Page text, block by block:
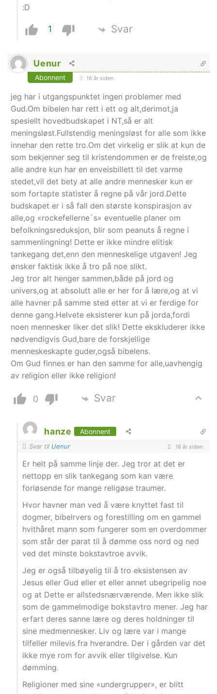
:D
1 Svar
Uenur
Abonnent 16 år siden
jeg har i utgangspunktet ingen problemer med
Gud.Om bibelen har rett i ett og alt,derimot,ja
spesiellt hovedbudskapet i NT,så er alt
meningsløst.Fullstendig meningsløst for alle som ikke
innehar den rette tro.Om det virkelig er slik at kun de
som bekjenner seg til kristendommen er de frelste,og
alle andre kun har en enveisbillett til det varme
stedet,vil det bety at alle andre mennesker kun er
som fortapte statister å regne på vår jord.Dette
budskapet er i så fall den største konspirasjon av
alle,og «rockefellerne`s» eventuelle planer om
befolkningsreduksjon, blir som peanuts å regne i
sammenlingning! Dette er ikke mindre elitisk
tankegang det,enn den menneskelige utgaven! Jeg
ønsker faktisk ikke å tro på noe slikt.
Jeg tror alt henger sammen,både på jord og
univers,og at absolutt alle er her for å lære,og at vi
alle havner på samme sted etter at vi er ferdige for
denne gang.Helvete eksisterer kun på jorda,fordi
noen mennesker liker det slik! Dette ekskluderer ikke
nødvendigvis Gud,bare de forskjellige
menneskeskapte guder,også bibelens.
Om Gud finnes er han den samme for alle,uavhengig
av religion eller ikke religion!
0 Svar
hanze Abonnent
Svar til Uenur 16 år siden
Er helt på samme linje der. Jeg tror at det er
nettopp en slik tankegang som kan være
forløsende for mange religøse traumer.
Hvor havner man ved å være knyttet fast til
dogmer, bibelrvers og forestilling om en gammel
hvithåret mann som fungerer som en overdommer
som står der parat til å dømme oss nord og ned
ved det minste bokstavtroe avvik.
Jeg er også tilbøyelig til å tro eksistensen av
Jesus eller Gud eller et eller annet ubegripelig noe
og at Dette er allstedsnærværende. Men ikke slik
som de gammelmodige bokstavtro mener. Jeg har
erfart deres sanne lære og deres holdninger til
sine medmennesker. Liv og lære var i mange
tilfeller milevis fra hverandre. Der i gården var det
ikke mye rom for avvik eller tilgivelse. Kun
dømming.
Religioner med sine «undergrupper», er blitt